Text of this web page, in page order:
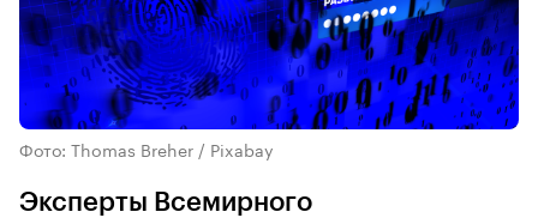
Фото: Thomas Breher / Pixabay
Эксперты Всемирного